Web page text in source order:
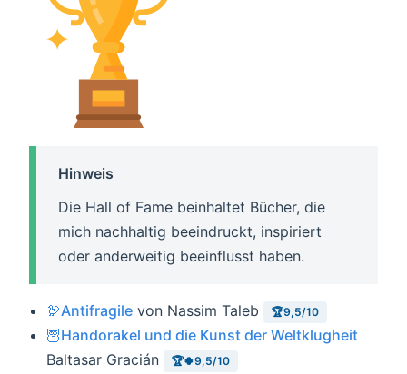
Hinweis
Die Hall of Fame beinhaltet Bücher, die
mich nachhaltig beeindruckt, inspiriert
oder anderweitig beeinflusst haben.
🦃Antifragile von Nassim Taleb 🏆9,5/10
🦉Handorakel und die Kunst der Weltklugheit
Baltasar Gracián
🏆🍀9,5/10